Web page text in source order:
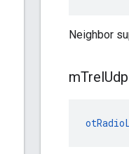
Neighbor
mTrel